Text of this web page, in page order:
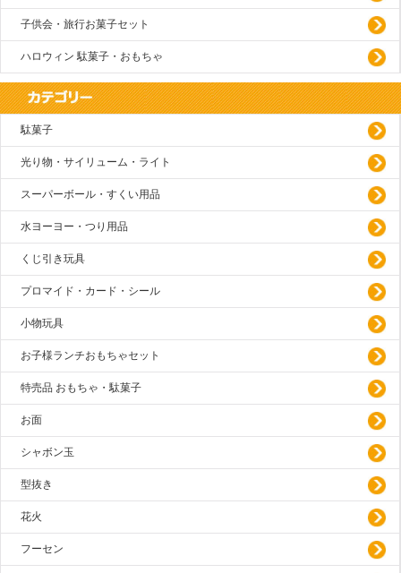
子供会・旅行お菓子セット
ハロウィン 駄菓子・おもちゃ
駄菓子
光り物・サイリューム・ライト
スーパーボール・すくい用品
水ヨーヨー・つり用品
くじ引き玩具
プロマイド・カード・シール
小物玩具
お子様ランチおもちゃセット
特売品 おもちゃ・駄菓子
お面
シャボン玉
型抜き
花火
フーセン